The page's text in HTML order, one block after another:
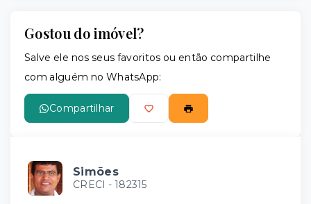
Gostou do imóvel?
Salve ele nos seus favoritos ou então compartilhe
com alguém no WhatsApp:
Compartilhar
Simões
CRECI - 182315